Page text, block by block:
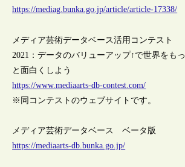
https://mediag.bunka.go.jp/article/article-17338/
メディア芸術データベース活用コンテスト
2021：データのバリューアップ↑で世界をもっ
と面白くしよう
https://www.mediaarts-db-contest.com/
※同コンテストのウェブサイトです。
メディア芸術データベース ベータ版
https://mediaarts-db.bunka.go.jp/